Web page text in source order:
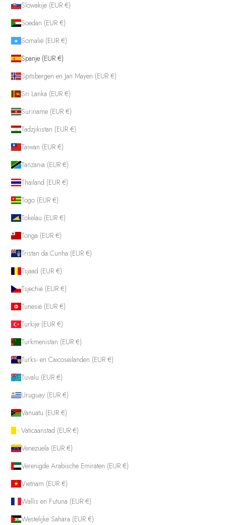
Slowakije (EUR €)
Soedan (EUR €)
Somalië (EUR €)
Spanje (EUR €)
Spitsbergen en Jan Mayen (EUR €)
Sri Lanka (EUR €)
Suriname (EUR €)
Tadzjikistan (EUR €)
Taiwan (EUR €)
Tanzania (EUR €)
Thailand (EUR €)
Togo (EUR €)
Tokelau (EUR €)
Tonga (EUR €)
Tristan da Cunha (EUR €)
Tsjaad (EUR €)
Tsjechië (EUR €)
Tunesië (EUR €)
Turkije (EUR €)
Turkmenistan (EUR €)
Turks- en Caicoseilanden (EUR €)
Tuvalu (EUR €)
Uruguay (EUR €)
Vanuatu (EUR €)
Vaticaanstad (EUR €)
Venezuela (EUR €)
Verenigde Arabische Emiraten (EUR €)
Vietnam (EUR €)
Wallis en Futuna (EUR €)
Westelijke Sahara (EUR €)